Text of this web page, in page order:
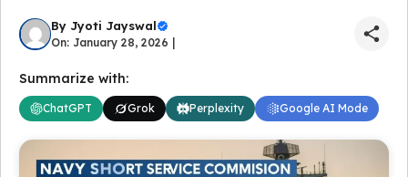
By Jyoti Jayswal
On: January 28, 2026 |
Summarize with:
ChatGPT Grok Perplexity Google AI Mode